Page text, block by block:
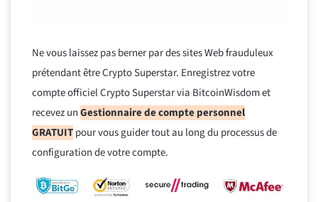
Ne vous laissez pas berner par des sites Web frauduleux
prétendant être Crypto Superstar. Enregistrez votre
compte officiel Crypto Superstar via BitcoinWisdom et
recevez unGestionnaire de compte personnel
GRATUITpour vous guider tout au long du processus de
configuration de votre compte.